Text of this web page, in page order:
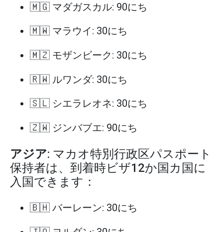
🇲🇬 マダガスカル: 90にち
🇲🇼 マラウイ: 30にち
🇲🇿 モザンビーク: 30にち
🇷🇼 ルワンダ: 30にち
🇸🇱 シエラレオネ: 30にち
🇿🇼 ジンバブエ: 90にち
アジア: マカオ特別行政区パスポート
保持者は、到着時ビザ12か国カ国に
入国できます：
🇧🇭 バーレーン: 30にち